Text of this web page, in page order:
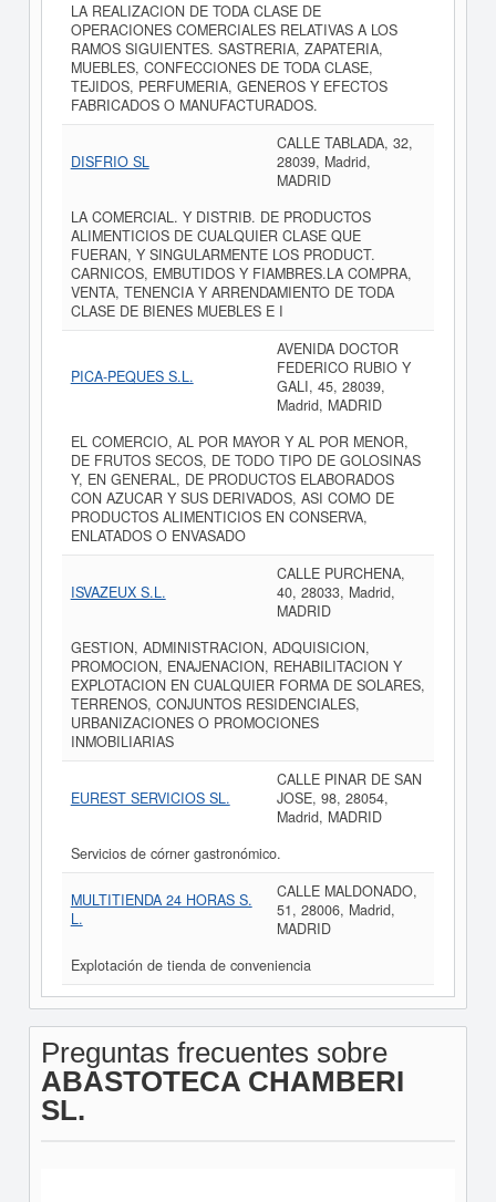
LA REALIZACION DE TODA CLASE DE
OPERACIONES COMERCIALES RELATIVAS A LOS
RAMOS SIGUIENTES. SASTRERIA, ZAPATERIA,
MUEBLES, CONFECCIONES DE TODA CLASE,
TEJIDOS, PERFUMERIA, GENEROS Y EFECTOS
FABRICADOS O MANUFACTURADOS.
DISFRIO SL
CALLE TABLADA, 32,
28039, Madrid,
MADRID
LA COMERCIAL. Y DISTRIB. DE PRODUCTOS
ALIMENTICIOS DE CUALQUIER CLASE QUE
FUERAN, Y SINGULARMENTE LOS PRODUCT.
CARNICOS, EMBUTIDOS Y FIAMBRES.LA COMPRA,
VENTA, TENENCIA Y ARRENDAMIENTO DE TODA
CLASE DE BIENES MUEBLES E I
PICA-PEQUES S.L.
AVENIDA DOCTOR
FEDERICO RUBIO Y
GALI, 45, 28039,
Madrid, MADRID
EL COMERCIO, AL POR MAYOR Y AL POR MENOR,
DE FRUTOS SECOS, DE TODO TIPO DE GOLOSINAS
Y, EN GENERAL, DE PRODUCTOS ELABORADOS
CON AZUCAR Y SUS DERIVADOS, ASI COMO DE
PRODUCTOS ALIMENTICIOS EN CONSERVA,
ENLATADOS O ENVASADO
ISVAZEUX S.L.
CALLE PURCHENA,
40, 28033, Madrid,
MADRID
GESTION, ADMINISTRACION, ADQUISICION,
PROMOCION, ENAJENACION, REHABILITACION Y
EXPLOTACION EN CUALQUIER FORMA DE SOLARES,
TERRENOS, CONJUNTOS RESIDENCIALES,
URBANIZACIONES O PROMOCIONES
INMOBILIARIAS
EUREST SERVICIOS SL.
CALLE PINAR DE SAN
JOSE, 98, 28054,
Madrid, MADRID
Servicios de córner gastronómico.
MULTITIENDA 24 HORAS S.
L.
CALLE MALDONADO,
51, 28006, Madrid,
MADRID
Explotación de tienda de conveniencia
Preguntas frecuentes sobre
ABASTOTECA CHAMBERI
SL.